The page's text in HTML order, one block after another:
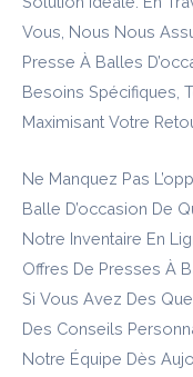
Vous, Nous Nous
Presse À Balles
Besoins Spécifiques,
Maximisant Votre
Ne Manquez Pas
Balle D’occasion De
Notre Inventaire En
Offres De Presses À
Si Vous Avez Des
Des Conseils
Notre Équipe Dès